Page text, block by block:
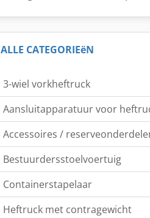
ALLE CATEGORIEëN
3-wiel vorkheftruck
Aansluitapparatuur voor
Accessoires /
Bestuurdersstoelvoertuig
Containerstapelaar
Heftruck met contragewicht